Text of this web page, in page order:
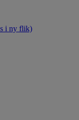
i ny flik)